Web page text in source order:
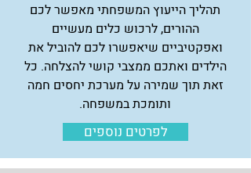
תהליך הייעוץ המשפחתי מאפשר לכם
ההורים, לרכוש כלים מעשיים
ואפקטיביים שיאפשרו לכם להוביל את
הילדים ואתכם ממצבי קושי להצלחה. כל
זאת תוך שמירה על מערכת יחסים חמה
ותומכת במשפחה.
לפרטים נוספים